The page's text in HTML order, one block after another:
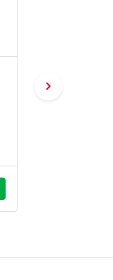
διαφορικού